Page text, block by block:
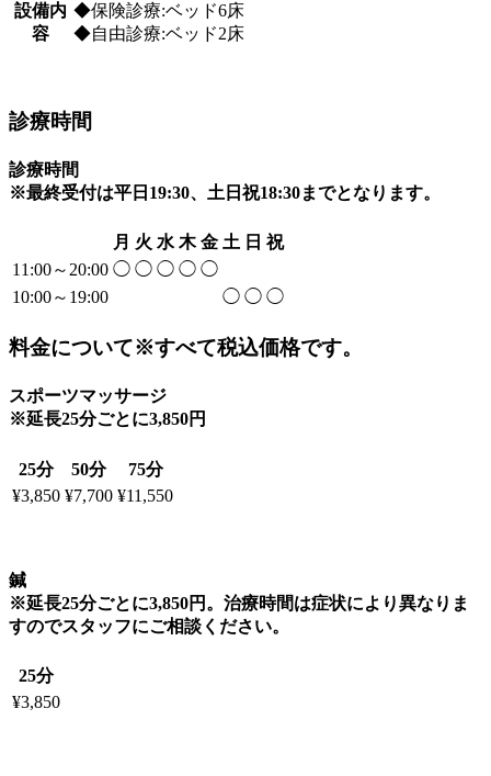
設備内
容
◆保険診療:ベッド6床
◆自由診療:ベッド2床
診療時間
診療時間
※最終受付は平日19:30、土日祝18:30までとなります。
月 火 水 木 金 土 日 祝
11:00～20:00 ◯ ◯ ◯ ◯ ◯
10:00～19:00
◯ ◯ ◯
料金について※すべて税込価格です。
スポーツマッサージ
※延長25分ごとに3,850円
25分 50分
75分
¥3,850 ¥7,700 ¥11,550
鍼
※延長25分ごとに3,850円。治療時間は症状により異なりま
すのでスタッフにご相談ください。
25分
¥3,850